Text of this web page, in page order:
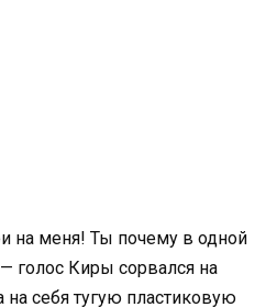
на меня! Ты почему в одной
голос Киры сорвался на
на себя тугую пластиковую